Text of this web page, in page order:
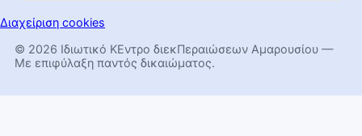
Διαχείριση cookies
© 2026 Ιδιωτικό ΚΕντρο διεκΠεραιώσεων Αμαρουσίου —
Με επιφύλαξη παντός δικαιώματος.